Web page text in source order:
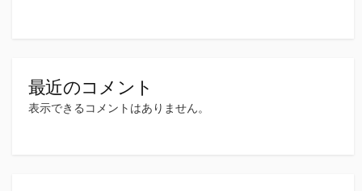
最近のコメント
表示できるコメントはありません。